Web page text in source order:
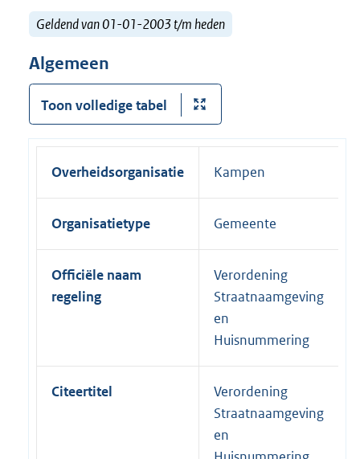
Geldend van 01-01-2003 t/m heden
Algemeen
Toon volledige tabel
Overheidsorganisatie Kampen
Organisatietype Gemeente
Officiële naam
regeling
Verordening
Straatnaamgeving
en
Huisnummering
Citeertitel
Verordening
Straatnaamgeving
en